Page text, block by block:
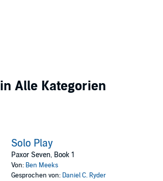
in Alle Kategorien
Solo Play
Paxor Seven, Book 1
Von: Ben Meeks
Gesprochen von: Daniel C. Ryder